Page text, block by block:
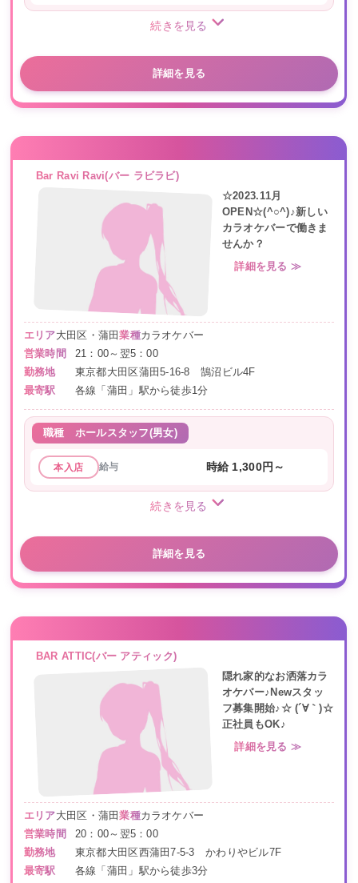
続きを見る
詳細を見る
Bar Ravi Ravi(バー ラビラビ)
☆2023.11月
OPEN☆(^○^)♪新しい
カラオケバーで働きま
せんか？
詳細を見る ≫
エリア大田区・蒲田業種カラオケバー
営業時間
21：00～翌5：00
勤務地
東京都大田区蒲田5-16-8 鵠沼ビル4F
最寄駅
各線「蒲田」駅から徒歩1分
職種 ホールスタッフ(男女)
本入店 給与 時給 1,300円～
続きを見る
詳細を見る
BAR ATTIC(バー アティック)
隠れ家的なお洒落カラ
オケバー♪Newスタッ
フ募集開始♪☆ (´∀｀)☆
正社員もOK♪
詳細を見る ≫
エリア大田区・蒲田業種カラオケバー
営業時間
20：00～翌5：00
勤務地
東京都大田区西蒲田7-5-3 かわりやビル7F
最寄駅
各線「蒲田」駅から徒歩3分